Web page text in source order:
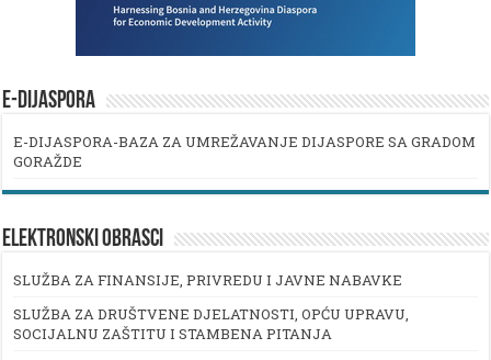
E-DIJASPORA
E-DIJASPORA-BAZA ZA UMREŽAVANJE DIJASPORE SA GRADOM
GORAŽDE
ELEKTRONSKI OBRASCI
SLUŽBA ZA FINANSIJE, PRIVREDU I JAVNE NABAVKE
SLUŽBA ZA DRUŠTVENE DJELATNOSTI, OPĆU UPRAVU,
SOCIJALNU ZAŠTITU I STAMBENA PITANJA